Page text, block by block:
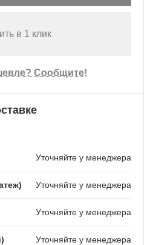
в 1 клик
Сообщите!
Уточняйте у менеджера
Уточняйте у менеджера
Уточняйте у менеджера
Уточняйте у менеджера